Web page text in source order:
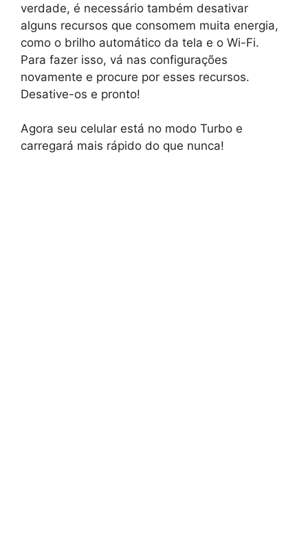
verdade, é necessário também desativar
alguns recursos que consomem muita energia,
como o brilho automático da tela e o Wi-Fi.
Para fazer isso, vá nas configurações
novamente e procure por esses recursos.
Desative-os e pronto!
Agora seu celular está no modo Turbo e
carregará mais rápido do que nunca!